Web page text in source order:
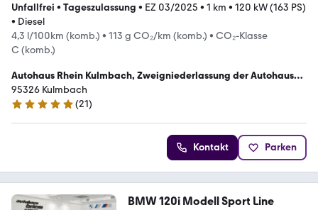
Unfallfrei • Tageszulassung • EZ 03/2025 • 1 km • 120 kW (163 PS)
• Diesel
4,3 l/100km (komb.) • 113 g CO₂/km (komb.) • CO₂-Klasse
C (komb.)
Autohaus Rhein Kulmbach, Zweigniederlassung der Autohaus
Herrmann und Rhein GmbH
95326 Kulmbach
4.8 Sterne
(21)
Kontakt Parken
BMW 120i Modell Sport Line